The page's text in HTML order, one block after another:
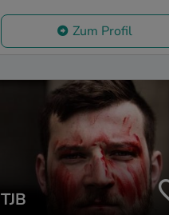
Zum Profil
TJB